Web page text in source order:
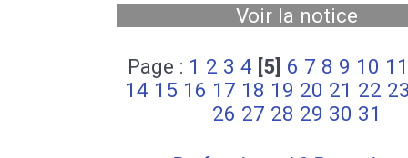
Voir la notice
Page : 1 2 3 4 [5] 6 7 8 9 10 11
14 15 16 17 18 19 20 21 22
26 27 28 29 30 31